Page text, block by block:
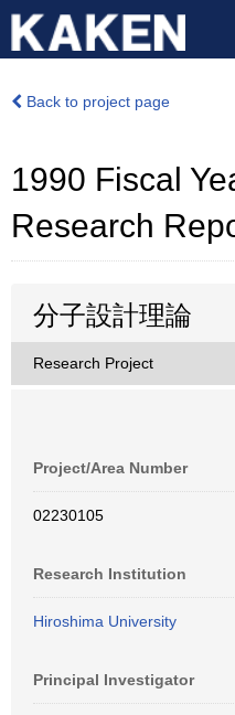
Back to project page
1990 Fiscal
Research
分子設計理論
Research Project
Project/Area Number
02230105
Research Institution
Hiroshima University
Principal Investigator